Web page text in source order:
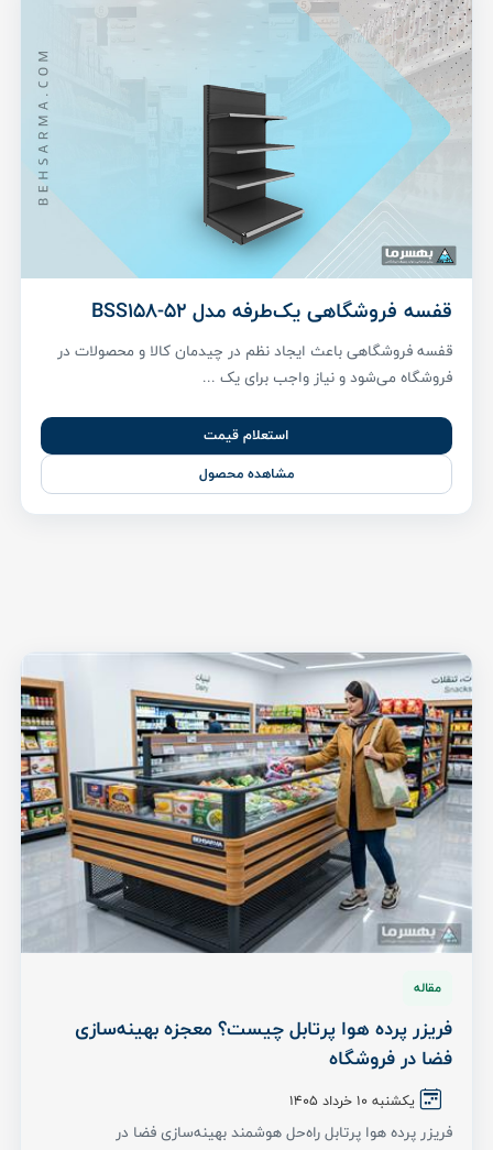
قفسه فروشگاهی یک‌طرفه مدل BSS158-52
قفسه فروشگاهی باعث ایجاد نظم در چیدمان کالا و محصولات در
فروشگاه می‌شود و نیاز واجب برای یک ...
استعلام قیمت
مشاهده محصول
مقاله
فریزر پرده هوا پرتابل چیست؟ معجزه بهینه‌سازی
فضا در فروشگاه‌
یکشنبه 10 خرداد ۱۴۰۵
فریزر پرده هوا پرتابل راه‌حل هوشمند بهینه‌سازی فضا در